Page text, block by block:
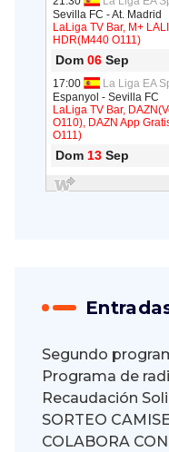
Segundo
Programa de
Recaudación
SORTEO
COLABORA